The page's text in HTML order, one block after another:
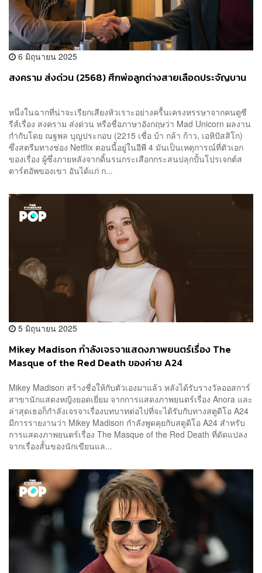
6 มิถุนายน 2025
สงคราม ส่งด่วน (2568) ศึกพ่อลูกต่างสายเลือดประจัญบาน
หนึ่งในฉากที่น่าจะเรียกเสียงหัวเราะอย่างครื้นเครงหรรษาจากคนดูซี
รีส์เรื่อง สงคราม ส่งด่วน หรือชื่อภาษาอังกฤษว่า Mad Unicorn ผลงาน
กำกับโดย ณฐพล บุญประกอบ (2215 เชื่อ บ้า กล้า ก้าว, เอหิปัสสิโก)
ซึ่งสตรีมทางช่อง Netflix ตอนนี้อยู่ในอีพี 4 มันเป็นเหตุการณ์ที่ตัวเอก
ของเรื่อง ผู้ซึ่งภายหลังจากดิ้นรนกระเสือกกระสนปลุกปั้นโปรเจกต์ส
ตาร์ตอัพของเขา อันได้แก่ ก...
5 มิถุนายน 2025
Mikey Madison กำลังเจรจาแสดงภาพยนตร์เรื่อง The
Masque of the Red Death ของค่าย A24
Mikey Madison สร้างชื่อให้กับตัวเองมาแล้ว หลังได้รับรางวัลออสการ์
สาขานักแสดงหญิงยอดเยี่ยม จากการแสดงภาพยนตร์เรื่อง Anora และ
ล่าสุดเธอก็กำลังเจรจาเรื่องบทบาทต่อไปที่จะได้รับกับทางสตูดิโอ A24
มีการรายงานว่า Mikey Madison กำลังพูดคุยกับสตูดิโอ A24 สำหรับ
การแสดงภาพยนตร์เรื่อง The Masque of the Red Death ที่ดัดแปลง
จากเรื่องสั้นของนักเขียนแล...